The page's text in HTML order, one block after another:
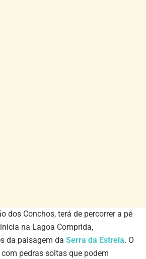
dos Conchos, terá de percorrer a pé
na Lagoa Comprida,
da paisagem da Serra da Estrela. O
pedras soltas que podem